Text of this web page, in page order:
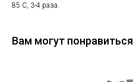
85 С, 3-4 раза.
Вам могут понравиться